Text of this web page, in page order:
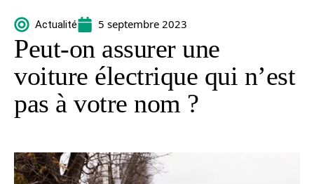
Actualité 5 septembre 2023
Peut-on assurer une
voiture électrique qui n’est
pas à votre nom ?